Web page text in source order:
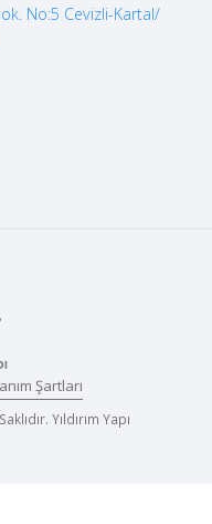
No:5 Cevizli-Kartal/
Yıldırım Yapı
Şartları